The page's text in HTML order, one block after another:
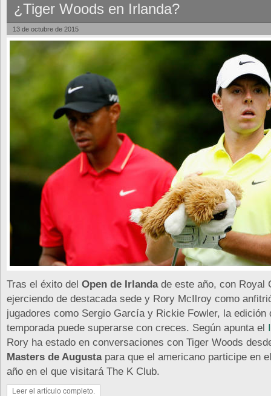
¿Tiger Woods en Irlanda?
13 de octubre de 2015
Tras el éxito del Open de Irlandade este año, con Royal
ejerciendo de destacada sede y Rory McIlroy como
jugadores como Sergio García y Rickie Fowler, la edición
temporada puede superarse con creces. Según apunta el
Rory ha estado en conversaciones con Tiger Woods
Masters de Augustapara que el americano participe en
año en el que visitará The K Club.
Leer el artículo completo.